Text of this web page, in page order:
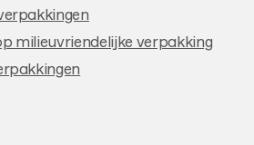
milieuvriendelijke verpakking